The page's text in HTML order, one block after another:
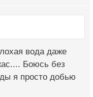
вода даже
Боюсь без
я просто добью